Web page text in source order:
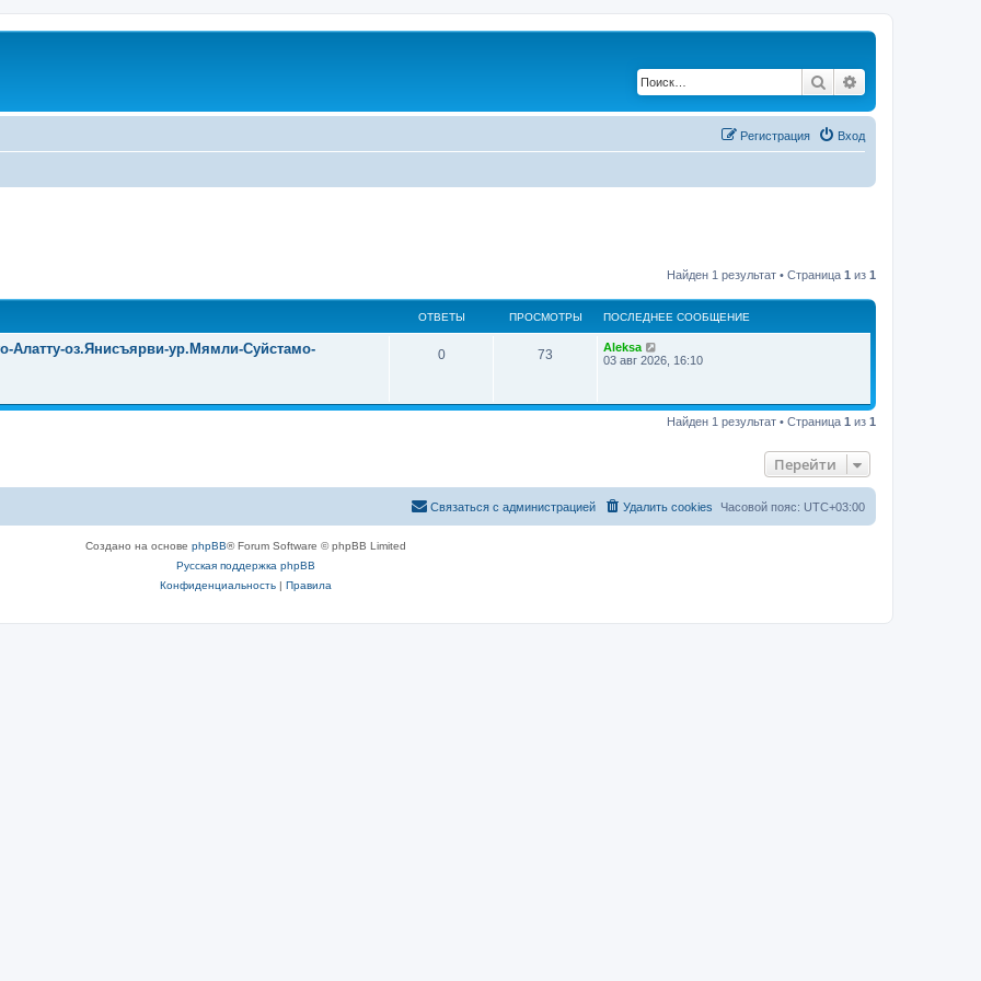
Поиск
Вход
Регистрация
Найден 1 результат • Страница 1 из 1
ОТВЕТЫ ПРОСМОТРЫ ПОСЛЕДНЕЕ СООБЩЕНИЕ
Алатту-оз.Янисъярви-ур.Мямли-Суйстамо-
0 73
Aleksa
03 авг 2026, 16:10
Найден 1 результат • Страница 1 из 1
Перейти
Часовой пояс: UTC+03:00
Удалить cookies
Связаться с администрацией
Создано на основе phpBB® Forum Software © phpBB Limited
Русская поддержка phpBB
Конфиденциальность| Правила